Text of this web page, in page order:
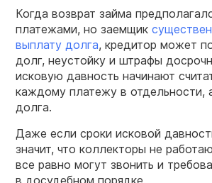
Когда возврат займа
платежами, но заемщик
выплату долга, кредитор может
долг, неустойку и штрафы
исковую давность начинают
каждому платежу в отдельности,
долга.
Даже если сроки исковой
значит, что коллекторы не
все равно могут звонить и
в досудебном порядке.